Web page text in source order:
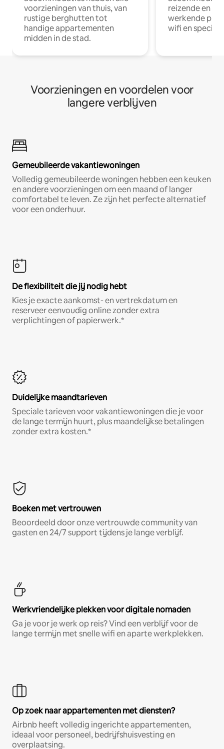
voorzieningen van thuis, van
rustige berghutten tot
handige appartementen
midden in de stad.
reizende en
werkende
wifi en
Voorzieningen en voordelen voor
langere verblijven
Gemeubileerde vakantiewoningen
Volledig gemeubileerde woningen hebben een keuken
en andere voorzieningen om een maand of langer
comfortabel te leven. Ze zijn het perfecte alternatief
voor een onderhuur.
De flexibiliteit die jij nodig hebt
Kies je exacte aankomst- en vertrekdatum en
reserveer eenvoudig online zonder extra
verplichtingen of papierwerk.*
Duidelijke maandtarieven
Speciale tarieven voor vakantiewoningen die je voor
de lange termijn huurt, plus maandelijkse betalingen
zonder extra kosten.*
Boeken met vertrouwen
Beoordeeld door onze vertrouwde community van
gasten en 24/7 support tijdens je lange verblijf.
Werkvriendelijke plekken voor digitale nomaden
Ga je voor je werk op reis? Vind een verblijf voor de
lange termijn met snelle wifi en aparte werkplekken.
Op zoek naar appartementen met diensten?
Airbnb heeft volledig ingerichte appartementen,
ideaal voor personeel, bedrijfshuisvesting en
overplaatsing.